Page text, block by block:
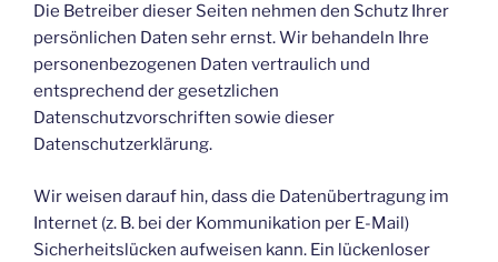
Die Betreiber dieser Seiten nehmen den Schutz Ihrer
persönlichen Daten sehr ernst. Wir behandeln Ihre
personenbezogenen Daten vertraulich und
entsprechend der gesetzlichen
Datenschutzvorschriften sowie dieser
Datenschutzerklärung.
Wir weisen darauf hin, dass die Datenübertragung im
Internet (z. B. bei der Kommunikation per E-Mail)
Sicherheitslücken aufweisen kann. Ein lückenloser